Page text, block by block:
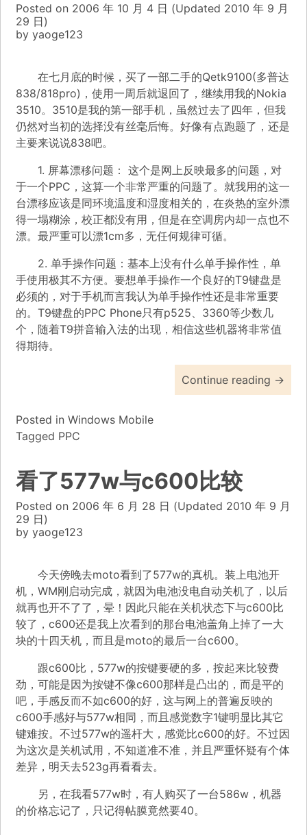
Posted on 2006 年 10 月 4 日 (Updated 2010 年 9 月
29 日)
by yaoge123
在七月底的时候，买了一部二手的Qetk9100(多普达
838/818pro)，使用一周后就退回了，继续用我的Nokia
3510。3510是我的第一部手机，虽然过去了四年，但我
仍然对当初的选择没有丝毫后悔。好像有点跑题了，还是
主要来说说838吧。
1. 屏幕漂移问题： 这个是网上反映最多的问题，对
于一个PPC，这算一个非常严重的问题了。就我用的这一
台漂移应该是同环境温度和湿度相关的，在炎热的室外漂
得一塌糊涂，校正都没有用，但是在空调房内却一点也不
漂。最严重可以漂1cm多，无任何规律可循。
2. 单手操作问题：基本上没有什么单手操作性，单
手使用极其不方便。要想单手操作一个良好的T9键盘是
必须的，对于手机而言我认为单手操作性还是非常重要
的。T9键盘的PPC Phone只有p525、3360等少数几
个，随着T9拼音输入法的出现，相信这些机器将非常值
得期待。
Continue reading →
Posted in Windows Mobile
Tagged PPC
看了577w与c600比较
Posted on 2006 年 6 月 28 日 (Updated 2010 年 9 月
29 日)
by yaoge123
今天傍晚去moto看到了577w的真机。装上电池开
机，WM刚启动完成，就因为电池没电自动关机了，以后
就再也开不了了，晕！因此只能在关机状态下与c600比
较了，c600还是我上次看到的那台电池盖角上掉了一大
块的十四天机，而且是moto的最后一台c600。
跟c600比，577w的按键要硬的多，按起来比较费
劲，可能是因为按键不像c600那样是凸出的，而是平的
吧，手感反而不如c600的好，这与网上的普遍反映的
c600手感好与577w相同，而且感觉数字1键明显比其它
键难按。不过577w的遥杆大，感觉比c600的好。不过因
为这次是关机试用，不知道准不准，并且严重怀疑有个体
差异，明天去523g再看看去。
另，在我看577w时，有人购买了一台586w，机器
的价格忘记了，只记得帖膜竟然要40。